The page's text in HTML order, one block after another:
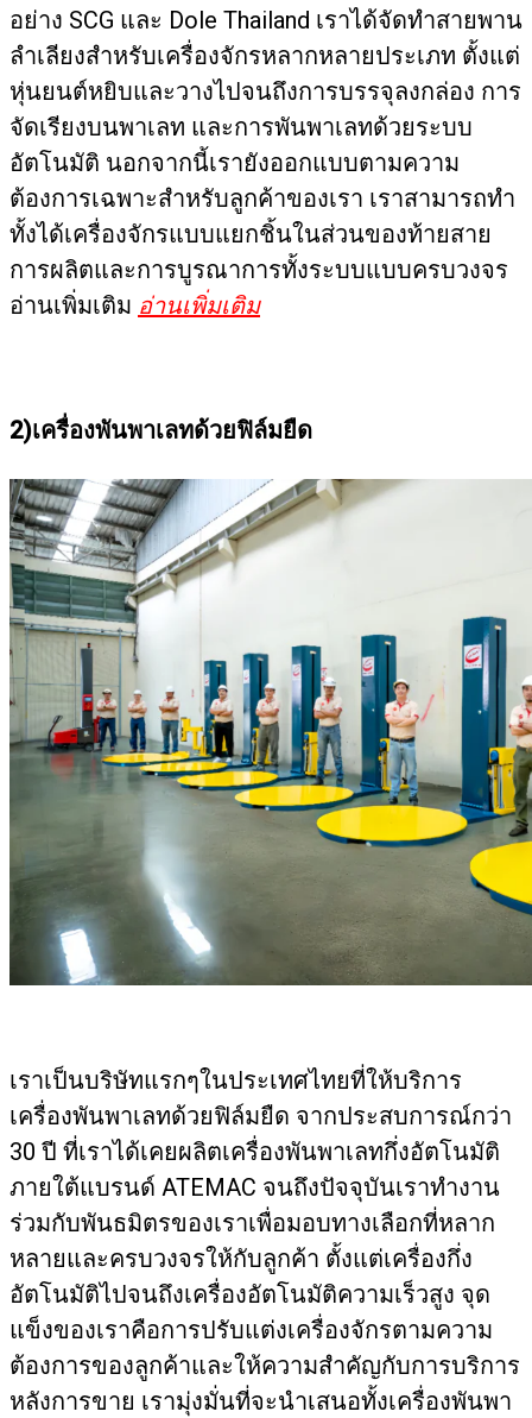
อย่าง SCG และ Dole Thailand เราได้จัดทำสายพาน
ลำเลียงสำหรับเครื่องจักรหลากหลายประเภท ตั้งแต่
หุ่นยนต์หยิบและวางไปจนถึงการบรรจุลงกล่อง การ
จัดเรียงบนพาเลท และการพันพาเลทด้วยระบบ
อัตโนมัติ นอกจากนี้เรายังออกแบบตามความ
ต้องการเฉพาะสำหรับลูกค้าของเรา เราสามารถทำ
ทั้งได้เครื่องจักรแบบแยกชิ้นในส่วนของท้ายสาย
การผลิตและการบูรณาการทั้งระบบแบบครบวงจร
อ่านเพิ่มเติม อ่านเพิ่มเติม
2)เครื่องพันพาเลทด้วยฟิล์มยืด
เราเป็นบริษัทแรกๆในประเทศไทยที่ให้บริการ
เครื่องพันพาเลทด้วยฟิล์มยืด จากประสบการณ์กว่า
30 ปี ที่เราได้เคยผลิตเครื่องพันพาเลทกึ่งอัตโนมัติ
ภายใต้แบรนด์ ATEMAC จนถึงปัจจุบันเราทำงาน
ร่วมกับพันธมิตรของเราเพื่อมอบทางเลือกที่หลาก
หลายและครบวงจรให้กับลูกค้า ตั้งแต่เครื่องกึ่ง
อัตโนมัติไปจนถึงเครื่องอัตโนมัติความเร็วสูง จุด
แข็งของเราคือการปรับแต่งเครื่องจักรตามความ
ต้องการของลูกค้าและให้ความสำคัญกับการบริการ
หลังการขาย เรามุ่งมั่นที่จะนำเสนอทั้งเครื่องพันพา